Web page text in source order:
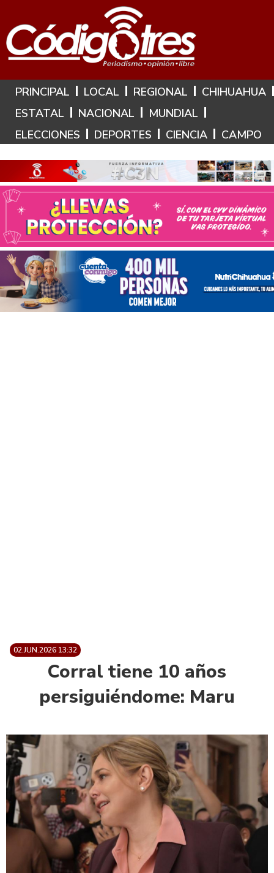
Hoy es: 7 de Agosto de 2026
PRINCIPAL LOCAL REGIONAL
CHIHUAHUA
ESTATAL
NACIONAL
MUNDIAL
ELECCIONES
DEPORTES CIENCIA CAMPO
02.JUN.2026 13:32
Corral tiene 10 años
persiguiéndome: Maru